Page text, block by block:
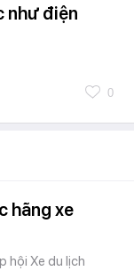
như điện
0
hãng xe
hội Xe du lịch